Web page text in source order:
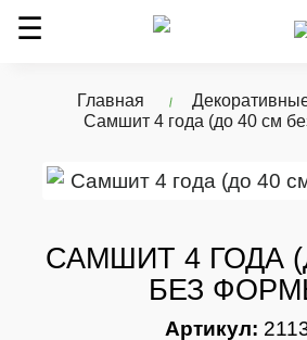
Главная
Самшит 4 года (до 40 см
САМШИТ 4 ГОДА
БЕЗ
Артикул: